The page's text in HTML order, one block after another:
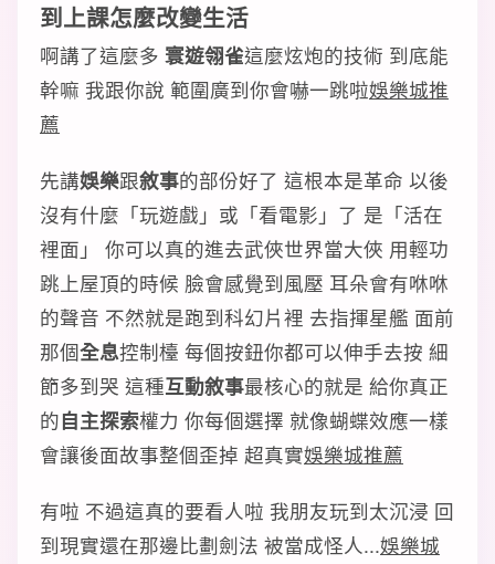
到上課怎麼改變生活
啊講了這麼多 寰遊翎雀這麼炫炮的技術 到底能
幹嘛 我跟你說 範圍廣到你會嚇一跳啦娛樂城推
薦
先講娛樂跟敘事的部份好了 這根本是革命 以後
沒有什麼「玩遊戲」或「看電影」了 是「活在
裡面」 你可以真的進去武俠世界當大俠 用輕功
跳上屋頂的時候 臉會感覺到風壓 耳朵會有咻咻
的聲音 不然就是跑到科幻片裡 去指揮星艦 面前
那個全息控制檯 每個按鈕你都可以伸手去按 細
節多到哭 這種互動敘事最核心的就是 給你真正
的自主探索權力 你每個選擇 就像蝴蝶效應一樣
會讓後面故事整個歪掉 超真實娛樂城推薦
有啦 不過這真的要看人啦 我朋友玩到太沉浸 回
到現實還在那邊比劃劍法 被當成怪人...娛樂城